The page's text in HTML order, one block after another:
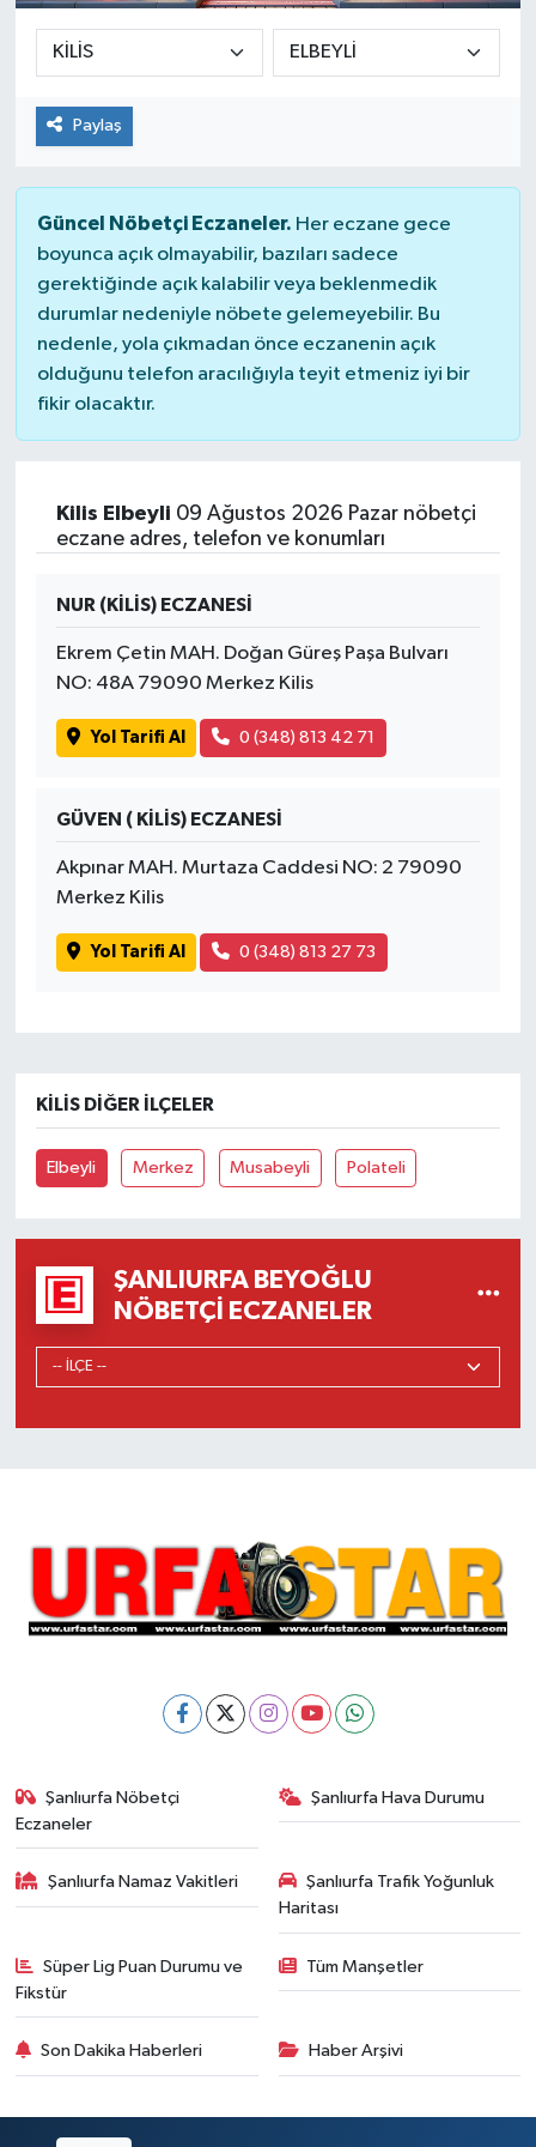
Paylaş
Güncel Nöbetçi Eczaneler. Her eczane gece
boyunca açık olmayabilir, bazıları sadece
gerektiğinde açık kalabilir veya beklenmedik
durumlar nedeniyle nöbete gelemeyebilir. Bu
nedenle, yola çıkmadan önce eczanenin açık
olduğunu telefon aracılığıyla teyit etmeniz iyi bir
fikir olacaktır.
Kilis Elbeyli 09 Ağustos 2026 Pazar nöbetçi
eczane adres, telefon ve konumları
NUR (KİLİS) ECZANESİ
Ekrem Çetin MAH. Doğan Güreş Paşa Bulvarı
NO: 48A 79090 Merkez Kilis
Yol Tarifi Al 0 (348) 813 42 71
GÜVEN ( KİLİS) ECZANESİ
Akpınar MAH. Murtaza Caddesi NO: 2 79090
Merkez Kilis
Yol Tarifi Al 0 (348) 813 27 73
KILIS DIĞER İLÇELER
Elbeyli Merkez Musabeyli Polateli
ŞANLIURFA BEYOĞLU
NÖBETÇI ECZANELER
Şanlıurfa Nöbetçi
Eczaneler
Şanlıurfa Hava Durumu
Şanlıurfa Namaz Vakitleri
Şanlıurfa Trafik Yoğunluk
Haritası
Süper Lig Puan Durumu ve
Fikstür
Tüm Manşetler
Son Dakika Haberleri Haber Arşivi